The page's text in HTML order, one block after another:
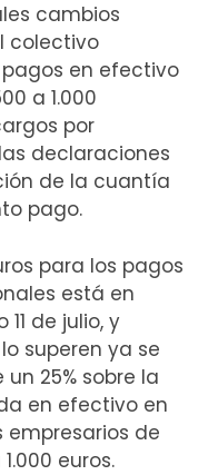
cambios
colectivo
en efectivo
a 1.000
por
declaraciones
de la cuantía
pago.
para los pagos
está en
de julio, y
superen ya se
25% sobre la
en efectivo en
empresarios de
euros.